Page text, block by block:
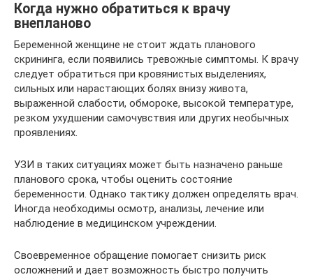
Когда нужно обратиться к врачу
внепланово
Беременной женщине не стоит ждать планового
скрининга, если появились тревожные симптомы. К врачу
следует обратиться при кровянистых выделениях,
сильных или нарастающих болях внизу живота,
выраженной слабости, обмороке, высокой температуре,
резком ухудшении самочувствия или других необычных
проявлениях.
УЗИ в таких ситуациях может быть назначено раньше
планового срока, чтобы оценить состояние
беременности. Однако тактику должен определять врач.
Иногда необходимы осмотр, анализы, лечение или
наблюдение в медицинском учреждении.
Своевременное обращение помогает снизить риск
осложнений и дает возможность быстро получить